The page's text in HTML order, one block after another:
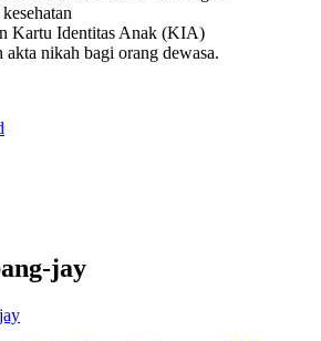
Kartu Identitas Anak (KIA)
akta nikah bagi orang dewasa.
jay